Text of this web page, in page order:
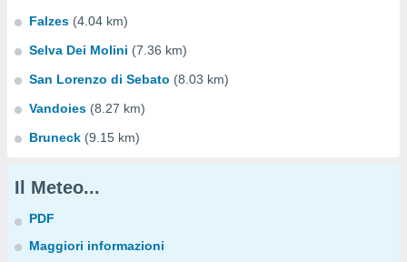
Falzes (4.04 km)
Selva Dei Molini (7.36 km)
San Lorenzo di Sebato (8.03 km)
Vandoies (8.27 km)
Bruneck (9.15 km)
Il Meteo...
PDF
Maggiori informazioni